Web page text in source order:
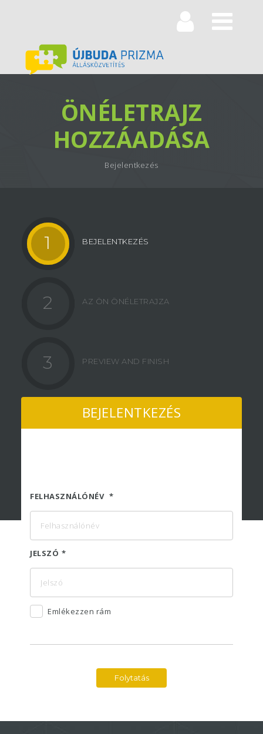
ÖNÉLETRAJZ
HOZZÁADÁSA
Bejelentkezés
1 BEJELENTKEZÉS
2 AZ ÖN ÖNÉLETRAJZA
3 PREVIEW AND FINISH
BEJELENTKEZÉS
FELHASZNÁLÓNÉV
JELSZÓ
Emlékezzen rám
Folytatás